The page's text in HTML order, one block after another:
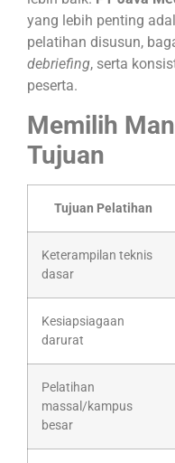
yang lebih penting
pelatihan disusun,
debriefing, serta
peserta.
Memilih
Tujuan
Tujuan Pelatihan
Keterampilan teknis
dasar
Kesiapsiagaan
darurat
Pelatihan
massal/kampus
besar